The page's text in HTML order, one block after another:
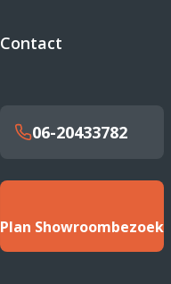
Contact
06-20433782
Plan Showroombezoek